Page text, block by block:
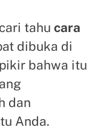
tahu cara
dibuka di
bahwa itu
dan
Anda.